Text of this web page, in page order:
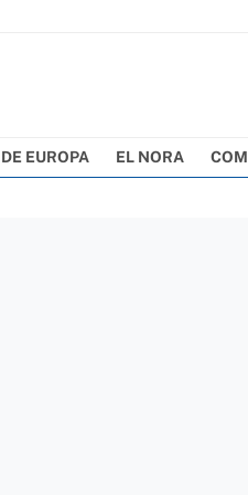
EUROPA EL NORA